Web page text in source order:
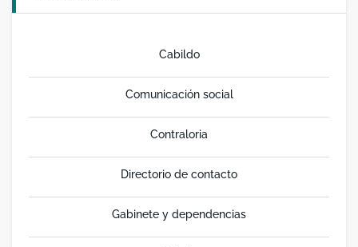
Cabildo
Comunicación social
Contraloria
Directorio de contacto
Gabinete y dependencias